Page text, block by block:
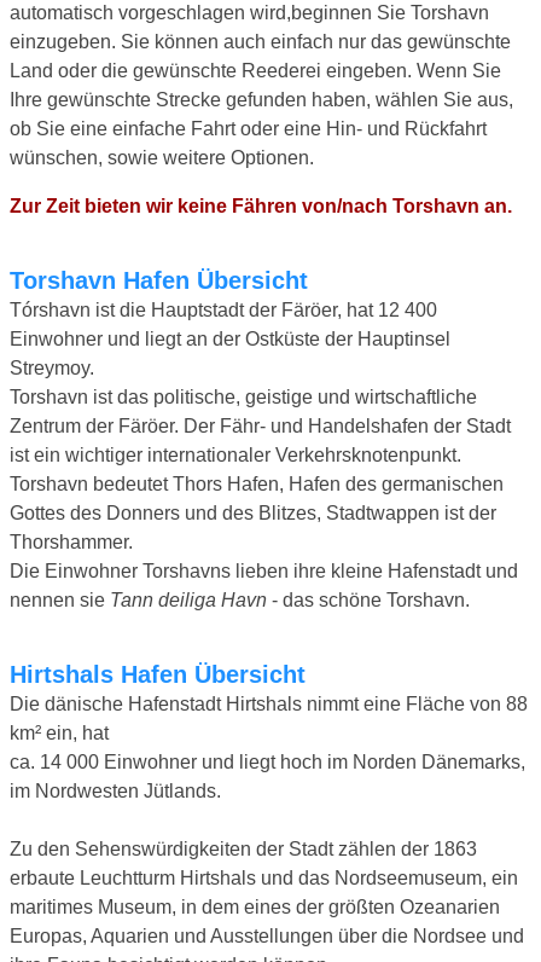
automatisch vorgeschlagen wird,beginnen Sie Torshavn
einzugeben. Sie können auch einfach nur das gewünschte
Land oder die gewünschte Reederei eingeben. Wenn Sie
Ihre gewünschte Strecke gefunden haben, wählen Sie aus,
ob Sie eine einfache Fahrt oder eine Hin- und Rückfahrt
wünschen, sowie weitere Optionen.
Zur Zeit bieten wir keine Fähren von/nach Torshavn an.
Torshavn Hafen Übersicht
Tórshavn ist die Hauptstadt der Färöer, hat 12 400
Einwohner und liegt an der Ostküste der Hauptinsel
Streymoy.
Torshavn ist das politische, geistige und wirtschaftliche
Zentrum der Färöer. Der Fähr- und Handelshafen der Stadt
ist ein wichtiger internationaler Verkehrsknotenpunkt.
Torshavn bedeutet Thors Hafen, Hafen des germanischen
Gottes des Donners und des Blitzes, Stadtwappen ist der
Thorshammer.
Die Einwohner Torshavns lieben ihre kleine Hafenstadt und
nennen sie Tann deiliga Havn - das schöne Torshavn.
Hirtshals Hafen Übersicht
Die dänische Hafenstadt Hirtshals nimmt eine Fläche von 88
km² ein, hat
ca. 14 000 Einwohner und liegt hoch im Norden Dänemarks,
im Nordwesten Jütlands.
Zu den Sehenswürdigkeiten der Stadt zählen der 1863
erbaute Leuchtturm Hirtshals und das Nordseemuseum, ein
maritimes Museum, in dem eines der größten Ozeanarien
Europas, Aquarien und Ausstellungen über die Nordsee und